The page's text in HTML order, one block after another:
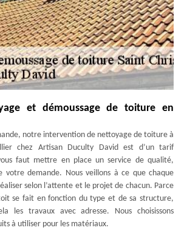
et démoussage de toiture en
notre intervention de nettoyage de toiture à
chez Artisan Duculty David est d’un tarif
faut mettre en place un service de qualité,
votre demande. Nous veillons à ce que chaque
selon l’attente et le projet de chacun. Parce
se fait en fonction du type et de sa structure,
les travaux avec adresse. Nous choisissons
à utiliser pour les matériaux.